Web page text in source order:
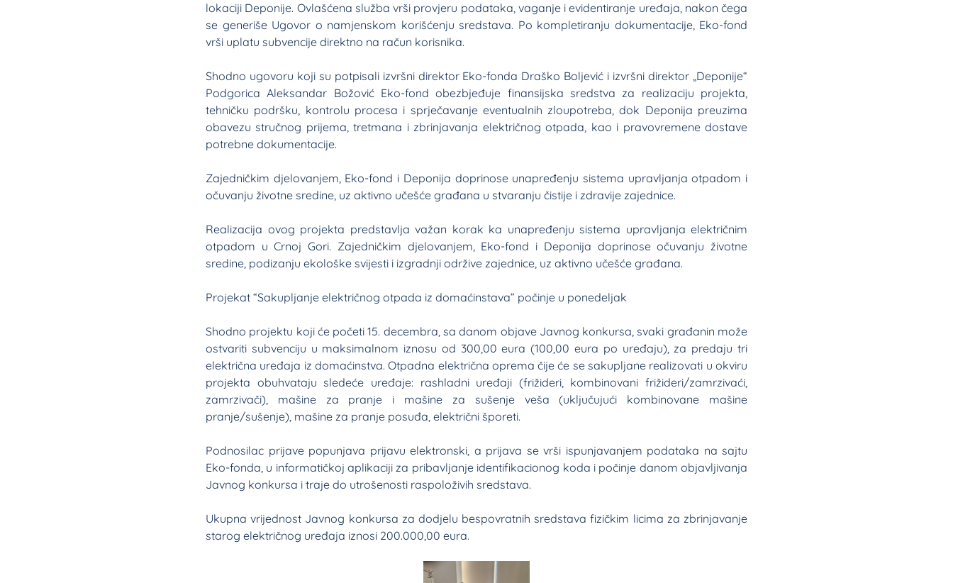
lokaciji Deponije. Ovlašćena služba vrši provjeru podataka, vaganje i evidentiranje uređaja, nakon čega
se generiše Ugovor o namjenskom korišćenju sredstava. Po kompletiranju dokumentacije, Eko-fond
vrši uplatu subvencije direktno na račun korisnika.
Shodno ugovoru koji su potpisali izvršni direktor Eko-fonda Draško Boljević i izvršni direktor „Deponije“
Podgorica Aleksandar Božović Eko-fond obezbjeđuje finansijska sredstva za realizaciju projekta,
tehničku podršku, kontrolu procesa i sprječavanje eventualnih zloupotreba, dok Deponija preuzima
obavezu stručnog prijema, tretmana i zbrinjavanja električnog otpada, kao i pravovremene dostave
potrebne dokumentacije.
Zajedničkim djelovanjem, Eko-fond i Deponija doprinose unapređenju sistema upravljanja otpadom i
očuvanju životne sredine, uz aktivno učešće građana u stvaranju čistije i zdravije zajednice.
Realizacija ovog projekta predstavlja važan korak ka unapređenju sistema upravljanja električnim
otpadom u Crnoj Gori. Zajedničkim djelovanjem, Eko-fond i Deponija doprinose očuvanju životne
sredine, podizanju ekološke svijesti i izgradnji održive zajednice, uz aktivno učešće građana.
Projekat “Sakupljanje električnog otpada iz domaćinstava” počinje u ponedeljak
Shodno projektu koji će početi 15. decembra, sa danom objave Javnog konkursa, svaki građanin može
ostvariti subvenciju u maksimalnom iznosu od 300,00 eura (100,00 eura po uređaju), za predaju tri
električna uređaja iz domaćinstva. Otpadna električna oprema čije će se sakupljane realizovati u okviru
projekta obuhvataju sledeće uređaje: rashladni uređaji (frižideri, kombinovani frižideri/zamrzivaći,
zamrzivači), mašine za pranje i mašine za sušenje veša (uključujući kombinovane mašine
pranje/sušenje), mašine za pranje posuđa, električni šporeti.
Podnosilac prijave popunjava prijavu elektronski, a prijava se vrši ispunjavanjem podataka na sajtu
Eko-fonda, u informatičkoj aplikaciji za pribavljanje identifikacionog koda i počinje danom objavljivanja
Javnog konkursa i traje do utrošenosti raspoloživih sredstava.
Ukupna vrijednost Javnog konkursa za dodjelu bespovratnih sredstava fizičkim licima za zbrinjavanje
starog električnog uređaja iznosi 200.000,00 eura.